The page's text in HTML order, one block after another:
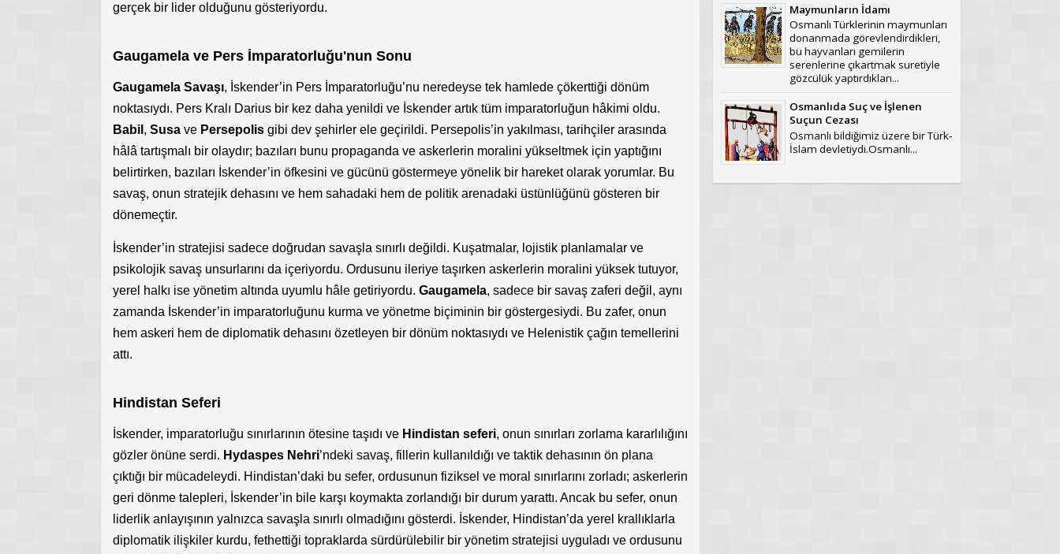
gerçek bir lider olduğunu gösteriyordu.
Gaugamela ve Pers İmparatorluğu'nun Sonu
Gaugamela Savaşı, İskender’in Pers İmparatorluğu’nu neredeyse tek hamlede çökerttiği dönüm
noktasıydı. Pers Kralı Darius bir kez daha yenildi ve İskender artık tüm imparatorluğun hâkimi oldu.
Babil , Susa ve Persepolis gibi dev şehirler ele geçirildi. Persepolis’in yakılması, tarihçiler arasında
hâlâ tartışmalı bir olaydır; bazıları bunu propaganda ve askerlerin moralini yükseltmek için yaptığını
belirtirken, bazıları İskender’in öfkesini ve gücünü göstermeye yönelik bir hareket olarak yorumlar. Bu
savaş, onun stratejik dehasını ve hem sahadaki hem de politik arenadaki üstünlüğünü gösteren bir
dönemeçtir.
İskender’in stratejisi sadece doğrudan savaşla sınırlı değildi. Kuşatmalar, lojistik planlamalar ve
psikolojik savaş unsurlarını da içeriyordu. Ordusunu ileriye taşırken askerlerin moralini yüksek tutuyor,
yerel halkı ise yönetim altında uyumlu hâle getiriyordu. Gaugamela, sadece bir savaş zaferi değil, aynı
zamanda İskender’in imparatorluğunu kurma ve yönetme biçiminin bir göstergesiydi. Bu zafer, onun
hem askeri hem de diplomatik dehasını özetleyen bir dönüm noktasıydı ve Helenistik çağın temellerini
attı.
Hindistan Seferi
İskender, imparatorluğu sınırlarının ötesine taşıdı ve Hindistan seferi, onun sınırları zorlama kararlılığını
gözler önüne serdi. Hydaspes Nehri’ndeki savaş, fillerin kullanıldığı ve taktik dehasının ön plana
çıktığı bir mücadeleydi. Hindistan’daki bu sefer, ordusunun fiziksel ve moral sınırlarını zorladı; askerlerin
geri dönme talepleri, İskender’in bile karşı koymakta zorlandığı bir durum yarattı. Ancak bu sefer, onun
liderlik anlayışının yalnızca savaşla sınırlı olmadığını gösterdi. İskender, Hindistan’da yerel krallıklarla
diplomatik ilişkiler kurdu, fethettiği topraklarda sürdürülebilir bir yönetim stratejisi uyguladı ve ordusunu
Maymunların İdamı
Osmanlı Türklerinin maymunları
donanmada görevlendirdikleri,
bu hayvanları gemilerin
serenlerine çıkartmak suretiyle
gözcülük yaptırdıkları...
Osmanlıda Suç ve İşlenen
Suçun Cezası
Osmanlı bildiğimiz üzere bir Türk-
İslam devletiydi.Osmanlı...